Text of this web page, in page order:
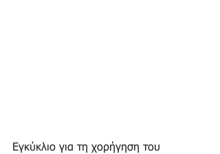
Εγκύκλιο για τη χορήγηση του